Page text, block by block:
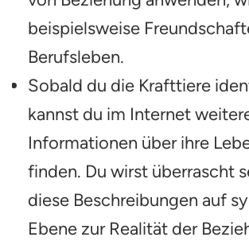
beispielsweise
Berufsleben.
Sobald du die Krafttiere
kannst du im Internet
Informationen über ihre
finden. Du wirst überrascht
diese Beschreibungen auf
Ebene zur Realität der